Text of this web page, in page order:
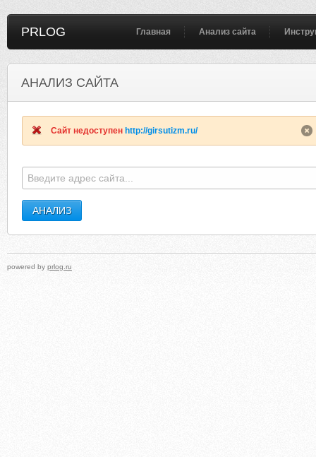
PRLOG Главная Анализ сайта
АНАЛИЗ САЙТА
Сайт недоступен http://girsutizm.ru/
powered by prlog.ru